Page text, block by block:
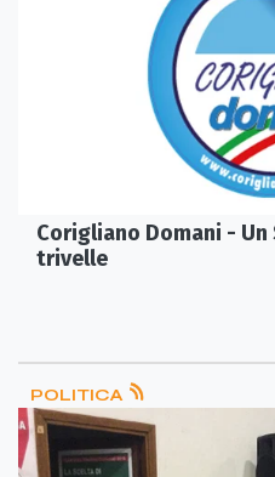
Corigliano Domani - Un
trivelle
POLITICA